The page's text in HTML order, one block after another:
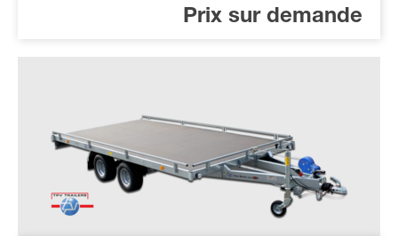
Prix sur demande